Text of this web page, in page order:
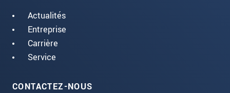
Actualités
Entreprise
Carrière
Service
CONTACTEZ-NOUS